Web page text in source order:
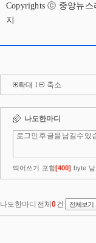
Copyrights ⓒ 중앙뉴스
지
확대 l 축소